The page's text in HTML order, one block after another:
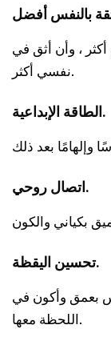
، وأن أثق في
نفسي أكثر.
الطاقة الإبداعية.
اتصال روحي.
تحسين اليقظة.
بعمق وأكون في
اللحظة معها.